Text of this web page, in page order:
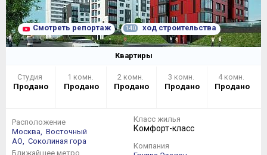
Смотреть репортаж 140 ход строительства
Квартиры
Студия
Продано
1 комн.
Продано
2 комн.
Продано
3 комн.
Продано
4 комн.
Продано
Расположение
Москва, Восточный
АО, Соколиная гора
Ближайшее метро
Класс жилья
Комфорт-класс
Компания